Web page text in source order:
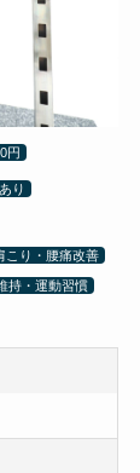
円
り
こり・腰痛改善
持・運動習慣